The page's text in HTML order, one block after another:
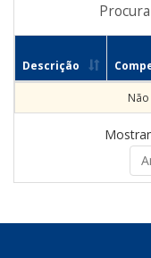
Descrição